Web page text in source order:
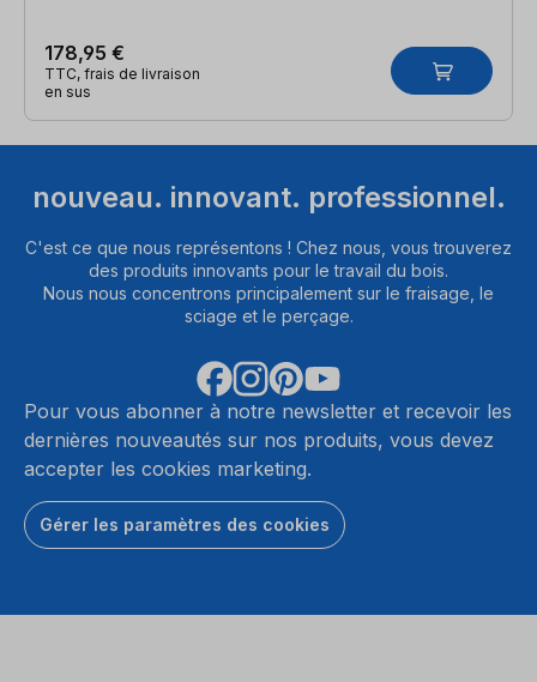
178,95 €
TTC, frais de livraison
en sus
nouveau. innovant. professionnel.
C'est ce que nous représentons ! Chez nous, vous trouverez
des produits innovants pour le travail du bois.
Nous nous concentrons principalement sur le fraisage, le
sciage et le perçage.
Pour vous abonner à notre newsletter et recevoir les
dernières nouveautés sur nos produits, vous devez
accepter les cookies marketing.
Gérer les paramètres des cookies